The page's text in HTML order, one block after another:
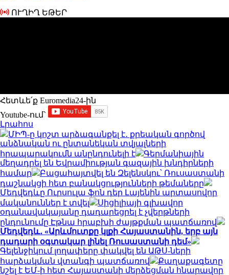
ՈՒՂԻՂ ԵԹԵՐ
Հետևե՛ք Euromedia24-ին
Youtube-ում`
Լրահոս
ՄԻՊ-ը կոշտ արձագանքել է․ քրեական գործով
անձնական ու ընտանեկան տվյալների
հրապարակումն անընդունելի է
Գերմանիային
մեղադրել են Եվրամիության գազային խնդիրների
համար
Բացահայտվել են Զելենսկու՝ Ռուսաստանի
դաշնակցի հետ բանակցությունների թեմաները
Մեդվեդևը Ուրսուլա ֆոն դեր Լայենին արտասովոր
մականուններ է տվել
Սիցիլիայի գլխավոր
օդանավակայանը դադարեցրել է չվերթների
ընդունումը Էթնա հրաբխի ժայթքման պատճառով
Մեդվեդև․ «Արևմուտքը կլքի Հայաստանին, երբ այն
դադարի օգտակար լինել Ռուսաստանի դեմ»
Գելենջիկում լողափերը փակվել են ԱԹՍ-ների
հարձակման վտանգի պատճառով
Քաղաքագետը
նշել է ԵՄ-ի հետ Հայաստանի մերձեցման հնարավոր